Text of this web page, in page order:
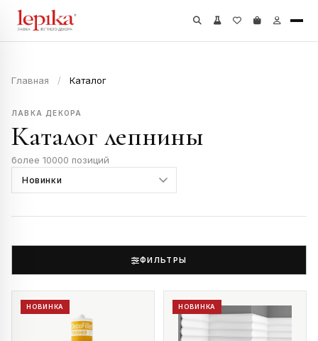
Главная / Каталог
ЛАВКА ДЕКОРА
Каталог лепнины
более 10000 позиций
ФИЛЬТРЫ
НОВИНКА НОВИНКА